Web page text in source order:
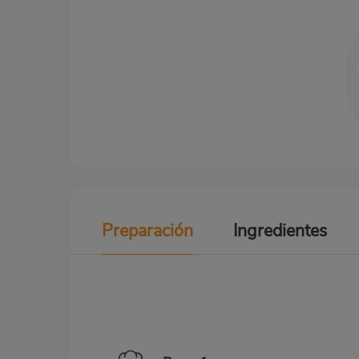
Preparación Ingredientes